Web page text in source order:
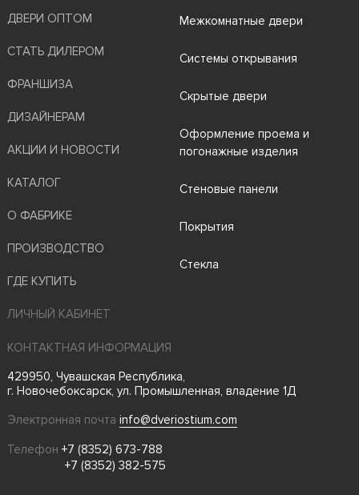
ДВЕРИ ОПТОМ
СТАТЬ ДИЛЕРОМ
ФРАНШИЗА
ДИЗАЙНЕРАМ
АКЦИИ И НОВОСТИ
КАТАЛОГ
О ФАБРИКЕ
ПРОИЗВОДСТВО
ГДЕ КУПИТЬ
Межкомнатные двери
Системы открывания
Скрытые двери
Оформление проема и
погонажные изделия
Стеновые панели
Покрытия
Стекла
ЛИЧНЫЙ КАБИНЕТ
КОНТАКТНАЯ ИНФОРМАЦИЯ
429950, Чувашская Республика,
г. Новочебоксарск, ул. Промышленная, владение 1Д
Электронная почта info@dveriostium.com
Телефон +7 (8352) 673-788
+7 (8352) 382-575